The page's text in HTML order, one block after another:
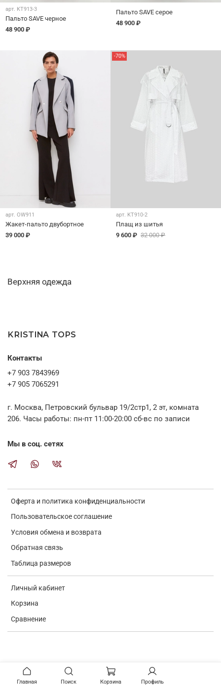
арт. KT913-3
Пальто SAVE черное
48 900 ₽
Пальто SAVE серое
48 900 ₽
арт.OW911
Жакет-пальто двубортное
39 000 ₽
-70%
арт. KT910-2
Плащ из шитья
9 600 ₽ 32 000 ₽
Верхняя одежда
KRISTINA TOPS
Оферта и политика конфиденциальности
Пользовательское соглашение
Условия обмена и возврата
Обратная связь
Таблица размеров
Личный кабинет
Корзина
Сравнение
Контакты
+7 903 7843969
+7 905 7065291
г. Москва, Петровский бульвар 19/2стр1, 2 эт, комната
206. Часы работы: пн-пт 11:00-20:00 сб-вс по записи
Мы в соц. сетях
Главная Поиск Корзина Профиль
Verification: e7a0ba9c4d69b672